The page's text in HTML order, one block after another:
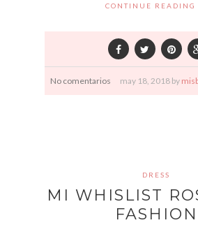
CONTINUE READING
No comentarios may 18, 2018 by
DRESS
MI WHISLIST
FASHION